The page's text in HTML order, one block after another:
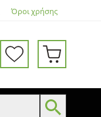
Όροι χρήσης